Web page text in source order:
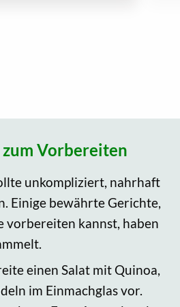
Vorbereiten
unkompliziert, nahrhaft
Einige bewährte Gerichte,
vorbereiten kannst, haben
einen Salat mit Quinoa,
im Einmachglas vor.